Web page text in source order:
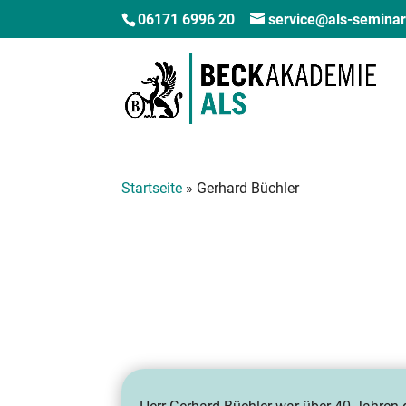
06171 6996 20 service@als-
Startseite » Gerhard Büchler